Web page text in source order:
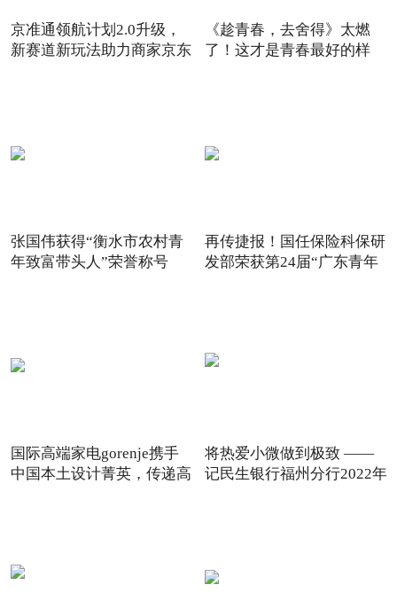
京准通领航计划2.0升级，
新赛道新玩法助力商家京东
《趁青春，去舍得》太燃
了！这才是青春最好的样
张国伟获得“衡水市农村青
年致富带头人”荣誉称号
再传捷报！国任保险科保研
发部荣获第24届“广东青年
国际高端家电gorenje携手
中国本土设计菁英，传递高
将热爱小微做到极致 ——
记民生银行福州分行2022年